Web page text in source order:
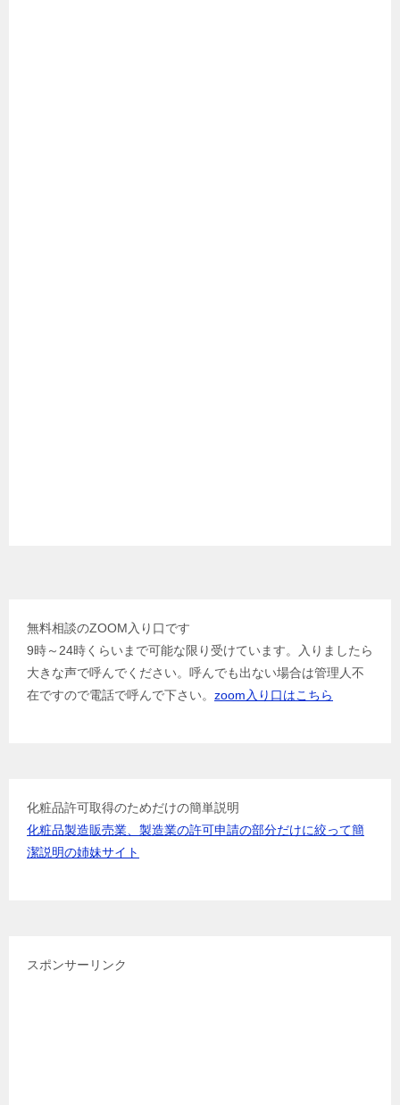
無料相談のZOOM入り口です
9時～24時くらいまで可能な限り受けています。入りましたら
大きな声で呼んでください。呼んでも出ない場合は管理人不
在ですので電話で呼んで下さい。 zoom入り口はこちら
化粧品許可取得のためだけの簡単説明
化粧品製造販売業、製造業の許可申請の部分だけに絞って簡
潔説明の姉妹サイト
スポンサーリンク